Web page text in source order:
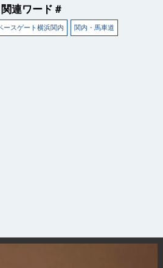
関連ワード＃
ースゲート横浜関内 関内・馬車道